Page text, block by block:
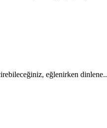
eğlenirken dinlene..